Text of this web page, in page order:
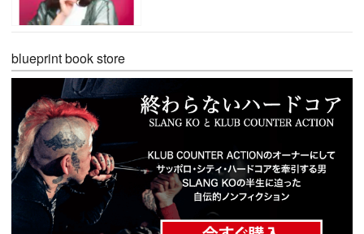
blueprint book store